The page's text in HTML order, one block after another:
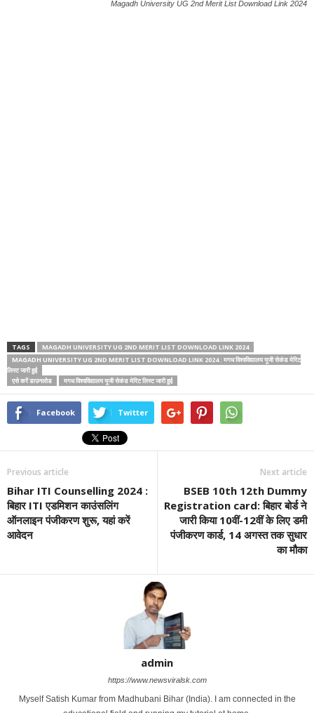
Magadh University UG 2nd Merit List Download Link 2024
TAGS
MAGADH UNIVERSITY UG 2ND MERIT LIST DOWNLOAD LINK 2024
MAGADH UNIVERSITY UG 2ND MERIT LIST DOWNLOAD LINK 2024 : मगध विश्वविद्यालय यूजी सेकंड मेरिट
लिस्ट जारी हुई
एसे करें डाउनलोड
मगध विश्वविद्यालय यूजी सेकंड मेरिट लिस्ट जारी हुई
Facebook Twitter
Previous article
Bihar ITI Counselling 2024 :
बिहार ITI एडमिशन काउंसलिंग
ऑनलाइन पंजीकरण शुरू, यहां करें
आवेदन
Next article
BSEB 10th 12th Dummy
Registration card: बिहार बोर्ड ने
जारी किया 10वीं-12वीं के लिए डमी
पंजीकरण कार्ड, 14 अगस्त तक सुधार
का मौका
admin
https://www.newsviralsk.com
Myself Satish Kumar from Madhubani Bihar (India). I am connected in the